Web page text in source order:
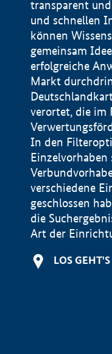
transparent
und schnellen
können
gemeinsam
erfolgreiche
Markt
verortet, die im
In den
Einzelvorhaben
verschiedene
geschlossen
die
Art der
LOS GEHT'S